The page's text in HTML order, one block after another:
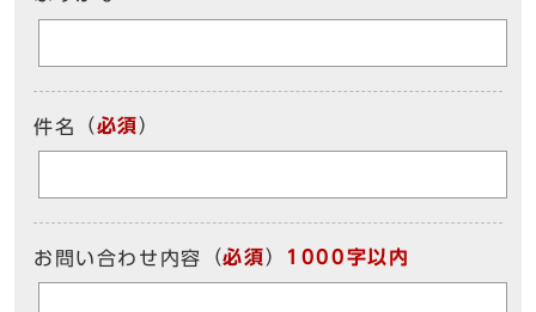
件名 （必須）
お問い合わせ内容 （必須） 1000字以内